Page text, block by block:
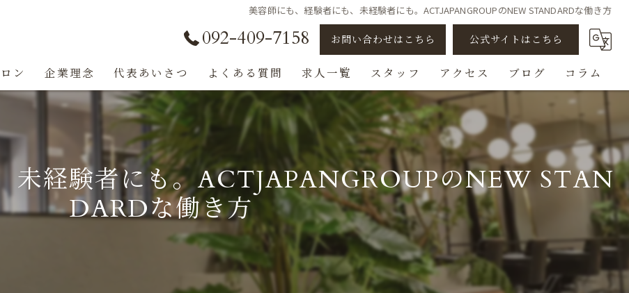
美容師にも、経験者にも、未経験者にも。ACTJAPANGROUPのNEW STANDARDな働き方
092-409-7158 お問い合わせはこちら 公式サイトはこちら
ン 企業理念 代表あいさつ よくある質問 求人一覧 スタッフ
アシスタント
スタイリスト
ビューティスト
スパニスト
チェンジ/転職
アクセス ブログ コラム
未経験者にも。ACTJAPANGROUPのNEW STAN
DARDな働き方